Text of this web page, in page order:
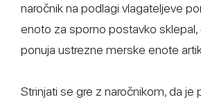
naročnik na podlagi vlagateljeve
enoto za sporno postavko sklepal,
ponuja ustrezne merske enote
Strinjati se gre z naročnikom, da je